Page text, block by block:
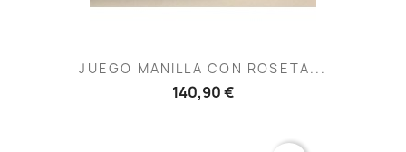
JUEGO MANILLA CON ROSETA...
140,90 €